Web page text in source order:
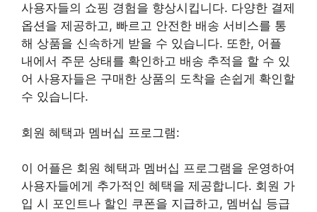
사용자들의 쇼핑 경험을 향상시킵니다. 다양한 결제
옵션을 제공하고, 빠르고 안전한 배송 서비스를 통
해 상품을 신속하게 받을 수 있습니다. 또한, 어플
내에서 주문 상태를 확인하고 배송 추적을 할 수 있
어 사용자들은 구매한 상품의 도착을 손쉽게 확인할
수 있습니다.
회원 혜택과 멤버십 프로그램:
이 어플은 회원 혜택과 멤버십 프로그램을 운영하여
사용자들에게 추가적인 혜택을 제공합니다. 회원 가
입 시 포인트나 할인 쿠폰을 지급하고, 멤버십 등급